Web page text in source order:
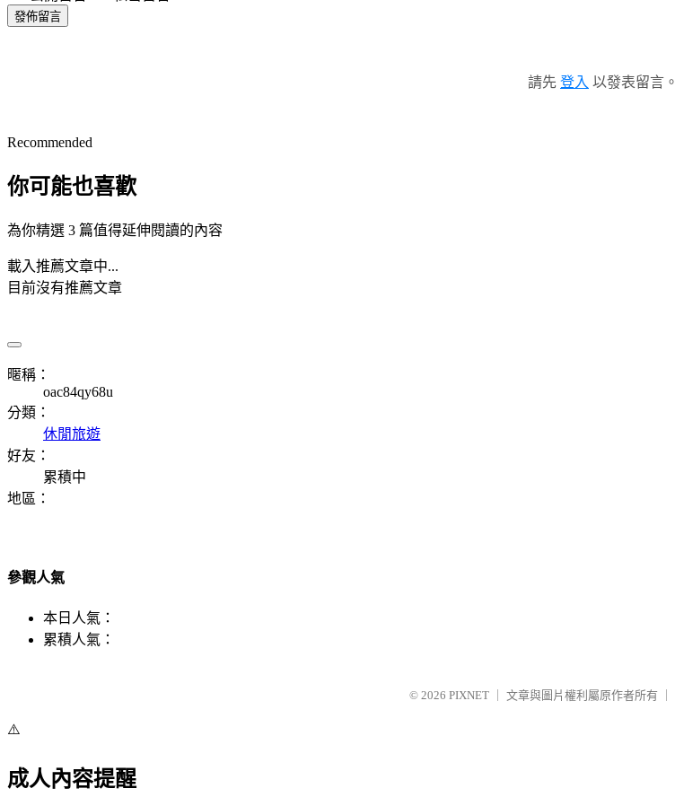
發佈留言
請先 登入 以發表留言。
Recommended
你可能也喜歡
為你精選 3 篇值得延伸閱讀的內容
載入推薦文章中...
目前沒有推薦文章
暱稱：
oac84qy68u
分類：
休閒旅遊
好友：
累積中
地區：
參觀人氣
本日人氣：
累積人氣：
© 2026 PIXNET 文章與圖片權利屬原作者所有
⚠️
成人內容提醒